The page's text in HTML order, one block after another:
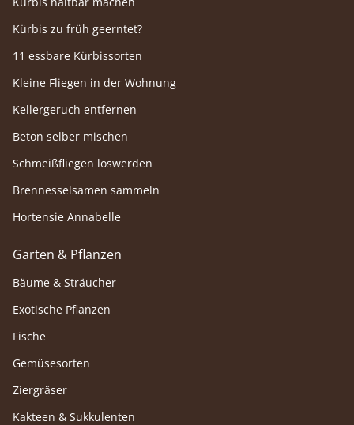
Kürbis zu früh geerntet?
11 essbare Kürbissorten
Kleine Fliegen in der Wohnung
Kellergeruch entfernen
Beton selber mischen
Schmeißfliegen loswerden
Brennesselsamen sammeln
Hortensie Annabelle
Garten & Pflanzen
Bäume & Sträucher
Exotische Pflanzen
Fische
Gemüsesorten
Ziergräser
Kakteen & Sukkulenten